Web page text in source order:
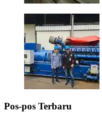
Pos-pos Terbaru